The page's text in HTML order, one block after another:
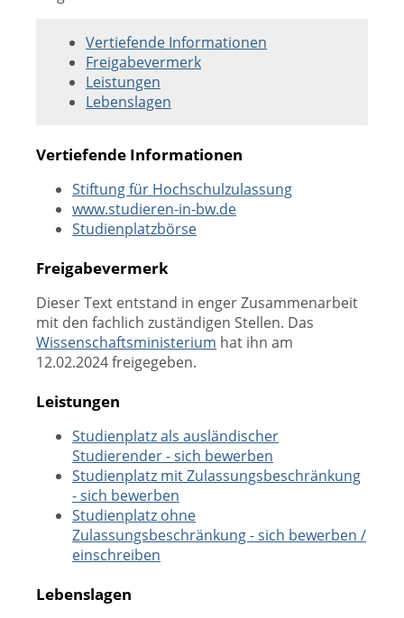
Vertiefende Informationen
Freigabevermerk
Leistungen
Lebenslagen
Vertiefende Informationen
Stiftung für Hochschulzulassung
www.studieren-in-bw.de
Studienplatzbörse
Freigabevermerk
Dieser Text entstand in enger Zusammenarbeit
mit den fachlich zuständigen Stellen. Das
Wissenschaftsministerium hat ihn am
12.02.2024 freigegeben.
Leistungen
Studienplatz als ausländischer
Studierender - sich bewerben
Studienplatz mit Zulassungsbeschränkung
- sich bewerben
Studienplatz ohne
Zulassungsbeschränkung - sich bewerben /
einschreiben
Lebenslagen